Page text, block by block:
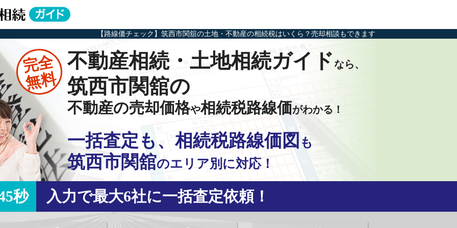
【路線価チェック】筑西市関舘の土地・不動産の相続税はいくら？売却相談もできます
完全
無料
不動産相続・土地相続ガイドなら、
筑西市関舘の
不動産の売却価格や相続税路線価がわかる！
一括査定も、相続税路線価図 も
筑西市関舘のエリア別に対応！
秒 入力で最大6社に一括査定依頼！